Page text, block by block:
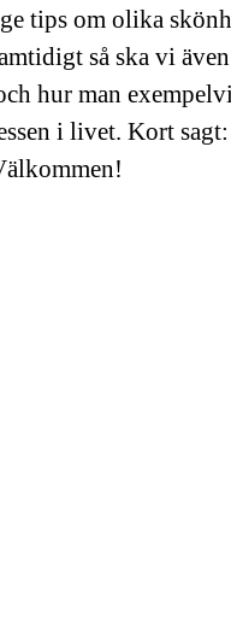
tips om olika
så ska vi
hur man
i livet. Kort